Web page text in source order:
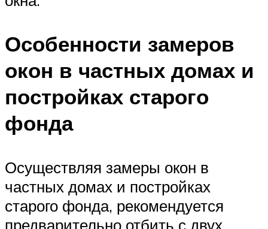
Особенности замеров
окон в частных домах и
постройках старого
фонда
Осуществляя замеры окон в
частных домах и постройках
старого фонда, рекомендуется
предварительно отбить с двух